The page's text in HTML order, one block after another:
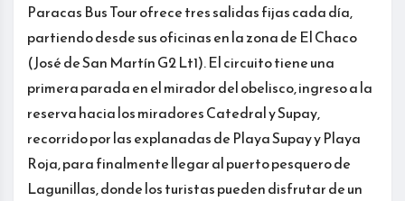
Paracas Bus Tour ofrece tres salidas fijas cada día,
partiendo desde sus oficinas en la zona de El Chaco
(José de San Martín G2 Lt1). El circuito tiene una
primera parada en el mirador del obelisco, ingreso a la
reserva hacia los miradores Catedral y Supay,
recorrido por las explanadas de Playa Supay y Playa
Roja, para finalmente llegar al puerto pesquero de
Lagunillas, donde los turistas pueden disfrutar de un